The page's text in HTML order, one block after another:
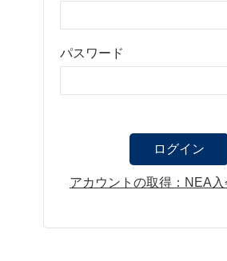
パスワード
アカウントの取得：NEA